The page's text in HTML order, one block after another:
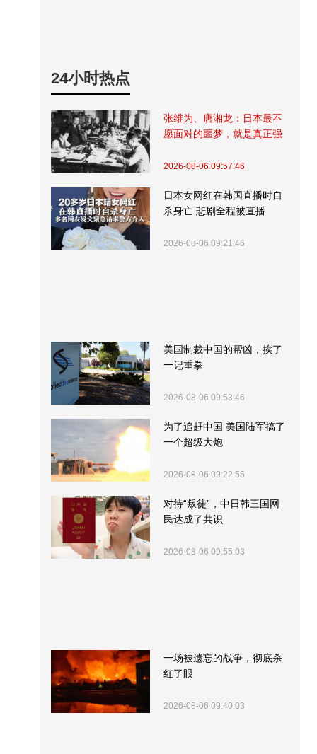
24小时热点
张维为、唐湘龙：日本最不
愿面对的噩梦，就是真正强
2026-08-06 09:57:46
日本女网红在韩国直播时自
杀身亡 悲剧全程被直播
2026-08-06 09:21:46
美国制裁中国的帮凶，挨了
一记重拳
2026-08-06 09:53:46
为了追赶中国 美国陆军搞了
一个超级大炮
2026-08-06 09:22:55
对待“叛徒”，中日韩三国网
民达成了共识
2026-08-06 09:55:03
一场被遗忘的战争，彻底杀
红了眼
2026-08-06 09:40:03